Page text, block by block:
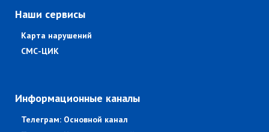
Наши сервисы
Карта нарушений
СМС-ЦИК
Информационные каналы
Телеграм: Основной канал